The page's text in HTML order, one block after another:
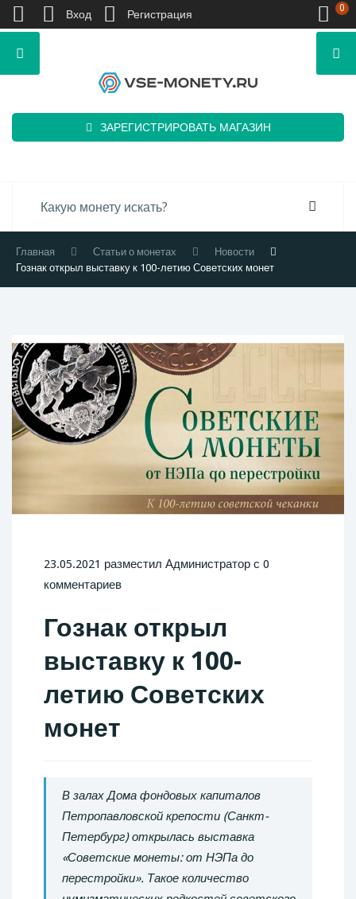
ЗАРЕГИСТРИРОВАТЬ МАГАЗИН
Главная Статьи о монетах
Новости
Гознак открыл выставку к 100-летию Советских монет
23.05.2021 разместил Администратор с 0
комментариев
Гознак открыл
выставку к 100-
летию Советских
монет
В залах Дома фондовых капиталов
Петропавловской крепости (Санкт-
Петербург) открылась выставка
«Советские монеты: от НЭПа до
перестройки». Такое количество
Вход Регистрация 0